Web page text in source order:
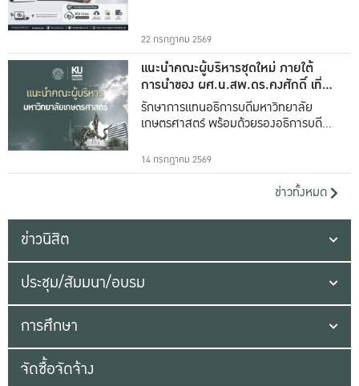
22 กรกฎาคม 2569
แนะนำคณะผู้บริหารชุดใหม่ ภายใต้
การนำของ ผศ.น.สพ.ดร.คงศักดิ์ เที่ยง
ธรรม
รักษาการแทนอธิการบดีมหาวิทยาลัย
เกษตรศาสตร์ พร้อมด้วยรองอธิการบดีทั้ง
14 กรกฎาคม 2569
ข่าวทั้งหมด
ข่าวนิสิต
ประชุม/สัมมนา/อบรม
การศึกษา
จัดซื้อจัดจ้าง